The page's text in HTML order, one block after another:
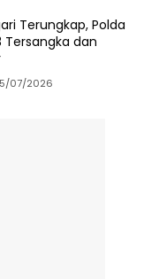
Terungkap, Polda
dan
07/2026